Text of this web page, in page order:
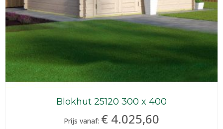
Blokhut 25120 300 x 400
Prijs vanaf: € 4.025,60